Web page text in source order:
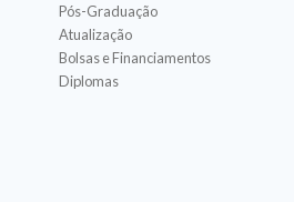
Pós-Graduação
Atualização
Bolsas e Financiamentos
Diplomas